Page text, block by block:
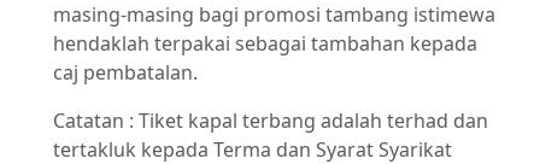
masing-masing bagi promosi tambang istimewa
hendaklah terpakai sebagai tambahan kepada
caj pembatalan.
Catatan : Tiket kapal terbang adalah terhad dan
tertakluk kepada Terma dan Syarat Syarikat